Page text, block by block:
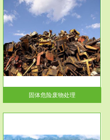
固体危险废物处理